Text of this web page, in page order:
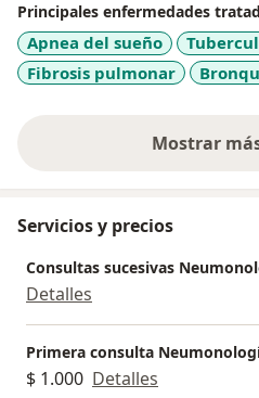
Principales enfermedades
Apnea del sueño
Fibrosis pulmonar
Mostrar
Servicios y precios
Consultas sucesivas
Detalles
Primera consulta
$ 1.000 Detalles